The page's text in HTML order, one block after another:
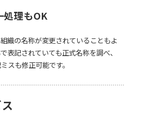
処理もOK
織の名称が変更されていることもよ
表記されていても正式名称を調べ、
スも修正可能です。